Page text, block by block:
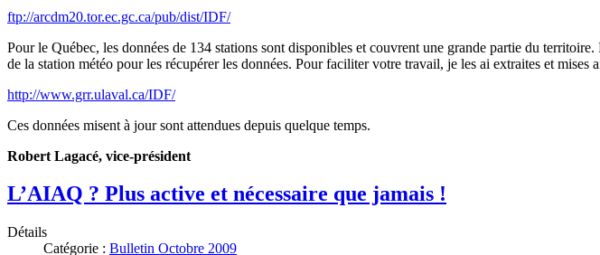
ftp://arcdm20.tor.ec.gc.ca/pub/dist/IDF/
Pour le Québec, les données de 134 stations sont disponibles et couvrent une grande partie du
de la station météo pour les récupérer les données. Pour faciliter votre travail, je les ai extraites et
http://www.grr.ulaval.ca/IDF/
Ces données misent à jour sont attendues depuis quelque temps.
Robert Lagacé, vice-président
L’AIAQ ? Plus active et nécessaire que jamais !
Détails
Catégorie : Bulletin Octobre 2009